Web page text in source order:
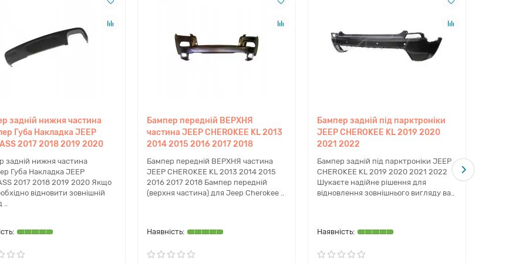
CHEROKEE KL ідеально підійде саме до вашої комплектації, враховуючи особливості року випуску та ринку
запчастин для американських автомобілів, пропонуючи перевірені рішення для автовласників по всій країні.
знаємо всі нюанси будови кузова Jeep Cherokee KL. Наявність запчастин на власному складі дозволяє
здійснюється надійними перевізниками, а мешканці та гості столиці можуть скористатися опцією самовивозу в
2021 року?
задній нижня частина
Губа Накладка JEEP
2017 2018 2019 2020
задній нижня частина
Губа Накладка JEEP
2017 2018 2019 2020 Якщо
відновити зовнішній
..
Бампер передній ВЕРХНЯ
частина JEEP CHEROKEE KL 2013
2014 2015 2016 2017 2018
Бампер передній ВЕРХНЯ частина
JEEP CHEROKEE KL 2013 2014 2015
2016 2017 2018 Бампер передній
(верхня частина) для Jeep Cherokee ..
Бампер задній під парктроніки
JEEP CHEROKEE KL 2019 2020
2021 2022
Бампер задній під парктроніки JEEP
CHEROKEE KL 2019 2020 2021 2022
Шукаєте надійне рішення для
відновлення зовнішнього вигляду ва..